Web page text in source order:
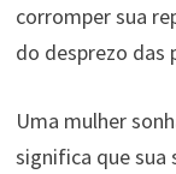
corromper sua
do desprezo das
Uma mulher
significa que sua